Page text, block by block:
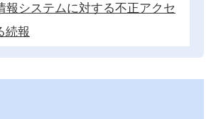
報システムに対する不正アクセ
続報